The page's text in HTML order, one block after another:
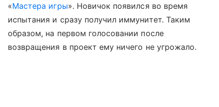
«Мастера игры». Новичок появился во время
испытания и сразу получил иммунитет. Таким
образом, на первом голосовании после
возвращения в проект ему ничего не угрожало.